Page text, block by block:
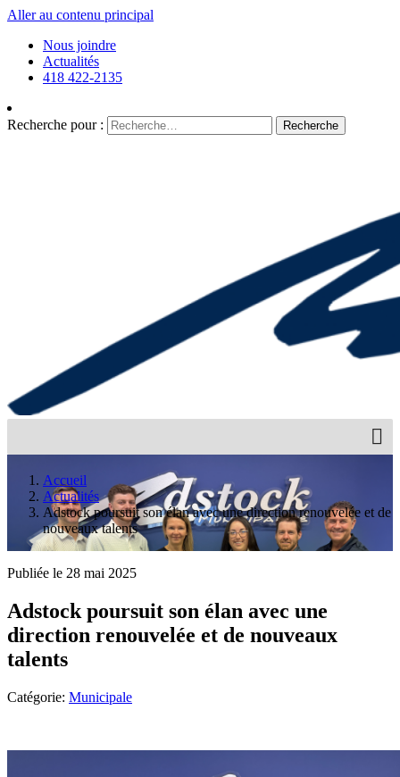
Aller au contenu principal
Nous joindre
Actualités
418 422-2135
Recherche pour : Recherche
Accueil
Actualités
Adstock poursuit son élan avec une direction renouvelée et de
nouveaux talents
Publiée le 28 mai 2025
Adstock poursuit son élan avec une
direction renouvelée et de nouveaux
talents
Catégorie: Municipale